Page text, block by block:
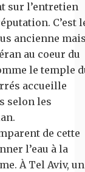
sur l’entretien
C’est
ancienne
au coeur du
le temple
accueille
selon les
de cette
l’eau à la
À Tel Aviv, un